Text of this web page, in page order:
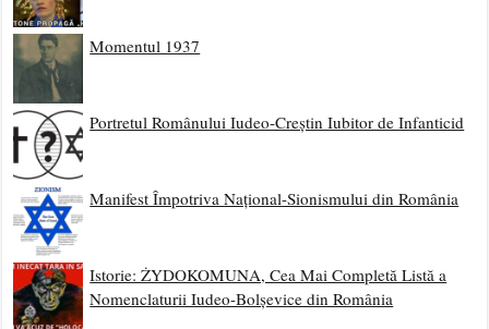
Momentul 1937
Portretul Românului Iudeo-Creștin Iubitor de Infanticid
Manifest Împotriva Național-Sionismului din România
Istorie: ŻYDOKOMUNA, Cea Mai Completă Listă a
Nomenclaturii Iudeo-Bolșevice din România